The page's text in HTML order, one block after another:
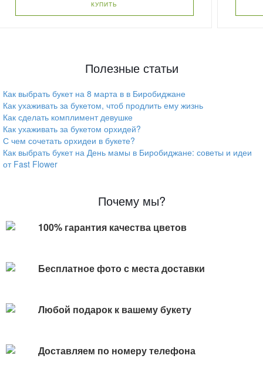
КУПИТЬ
Полезные статьи
Как выбрать букет на 8 марта в в Биробиджане
Как ухаживать за букетом, чтоб продлить ему жизнь
Как сделать комплимент девушке
Как ухаживать за букетом орхидей?
С чем сочетать орхидеи в букете?
Как выбрать букет на День мамы в Биробиджане: советы и идеи
от Fast Flower
Почему мы?
100% гарантия качества цветов
Бесплатное фото с места доставки
Любой подарок к вашему букету
Доставляем по номеру телефона